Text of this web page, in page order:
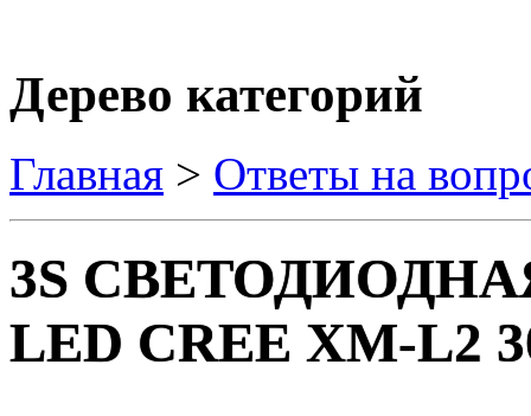
Дерево категорий
Главная > Ответы на
3S
LED CREE XM-L2